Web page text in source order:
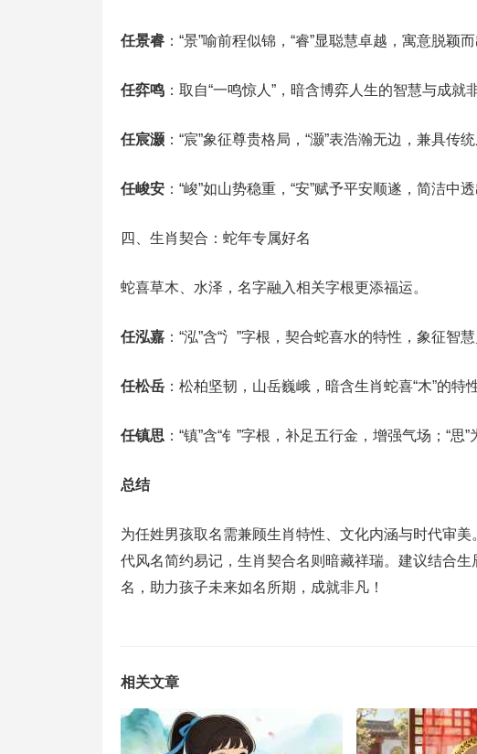
任景睿 ：“景”喻前程似锦，“睿”显聪慧卓越，寓意脱颖
任弈鸣 ：取自“一鸣惊人”，暗含博弈人生的智慧与成就
任宸灏 ：“宸”象征尊贵格局，“灏”表浩瀚无边，兼具传
任峻安 ：“峻”如山势稳重，“安”赋予平安顺遂，简洁中透
四、生肖契合：蛇年专属好名
蛇喜草木、水泽，名字融入相关字根更添福运。
任泓嘉 ：“泓”含“氵”字根，契合蛇喜水的特性，象征智
任松岳 ：松柏坚韧，山岳巍峨，暗含生肖蛇喜“木”的特
任镇思 ：“镇”含“钅”字根，补足五行金，增强气场；“思
总结
为任姓男孩取名需兼顾生肖特性、文化内涵与时代审
代风名简约易记，生肖契合名则暗藏祥瑞。建议结合
名，助力孩子未来如名所期，成就非凡！
相关文章